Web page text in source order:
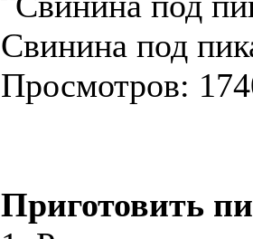
Свинина под
Просмотров:
Приготовить